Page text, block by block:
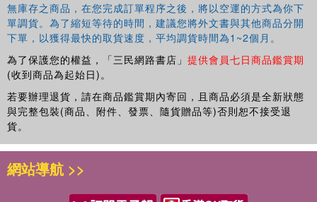
無庫存之商品，在您完成訂單程序之後，將以空運的方式為你下
單調貨。為了縮短等待的時間，建議您將外文書與其他商品分開
下單，以獲得最快的取貨速度，平均調貨時間為1~2個月。
為了保護您的權益，「三民網路書店」 提供會員七日商品鑑賞期
(收到商品為起始日)。
若要辦理退貨，請在商品鑑賞期內寄回，且商品必須是全新狀態
與完整包裝(商品、附件、發票、隨貨贈品等)否則恕不接受退
貨。
網站導航 >>